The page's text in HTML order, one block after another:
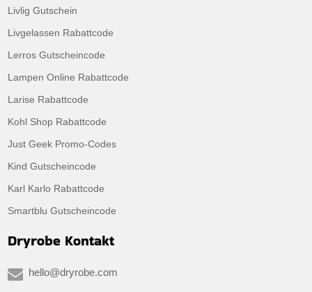
Livlig Gutschein
Livgelassen Rabattcode
Lerros Gutscheincode
Lampen Online Rabattcode
Larise Rabattcode
Kohl Shop Rabattcode
Just Geek Promo-Codes
Kind Gutscheincode
Karl Karlo Rabattcode
Smartblu Gutscheincode
Dryrobe Kontakt
hello@dryrobe.com